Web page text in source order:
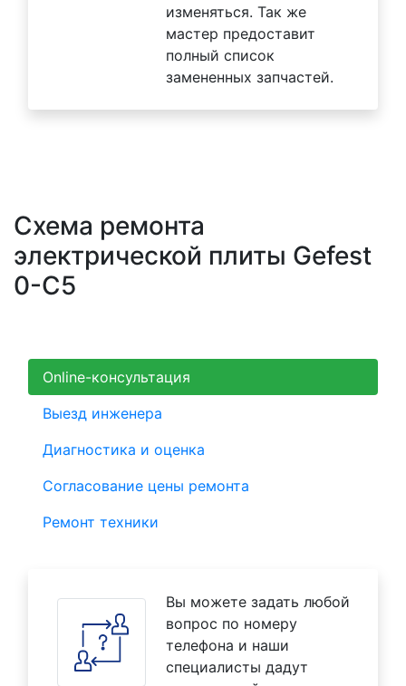
изменяться. Так же
мастер предоставит
полный список
замененных запчастей.
Схема ремонта
электрической плиты Gefest
0-C5
Online-консультация
Выезд инженера
Диагностика и оценка
Согласование цены ремонта
Ремонт техники
Вы можете задать любой
вопрос по номеру
телефона и наши
специалисты дадут